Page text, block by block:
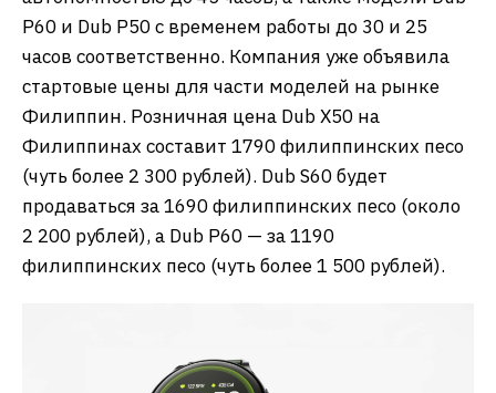
P60 и Dub P50 с временем работы до 30 и 25
часов соответственно. Компания уже объявила
стартовые цены для части моделей на рынке
Филиппин. Розничная цена Dub X50 на
Филиппинах составит 1790 филиппинских песо
(чуть более 2 300 рублей). Dub S60 будет
продаваться за 1690 филиппинских песо (около
2 200 рублей), а Dub P60 — за 1190
филиппинских песо (чуть более 1 500 рублей).